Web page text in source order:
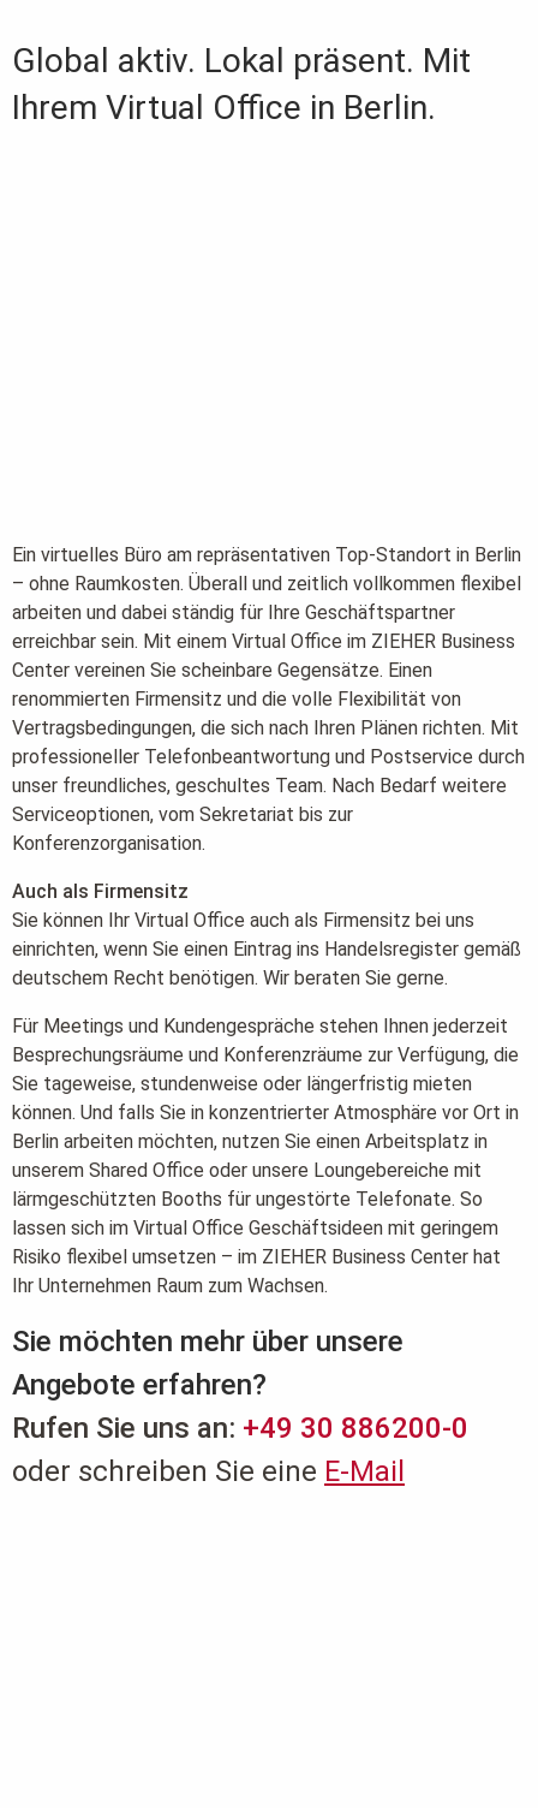
Global aktiv. Lokal präsent. Mit
Ihrem Virtual Office in Berlin.
Ein virtuelles Büro am repräsentativen Top-Standort in Berlin
– ohne Raumkosten. Überall und zeitlich vollkommen flexibel
arbeiten und dabei ständig für Ihre Geschäftspartner
erreichbar sein. Mit einem Virtual Office im ZIEHER Business
Center vereinen Sie scheinbare Gegensätze. Einen
renommierten Firmensitz und die volle Flexibilität von
Vertragsbedingungen, die sich nach Ihren Plänen richten. Mit
professioneller Telefonbeantwortung und Postservice durch
unser freundliches, geschultes Team. Nach Bedarf weitere
Serviceoptionen, vom Sekretariat bis zur
Konferenzorganisation.
Auch als Firmensitz
Sie können Ihr Virtual Office auch als Firmensitz bei uns
einrichten, wenn Sie einen Eintrag ins Handelsregister gemäß
deutschem Recht benötigen. Wir beraten Sie gerne.
Für Meetings und Kundengespräche stehen Ihnen jederzeit
Besprechungsräume und Konferenzräume zur Verfügung, die
Sie tageweise, stundenweise oder längerfristig mieten
können. Und falls Sie in konzentrierter Atmosphäre vor Ort in
Berlin arbeiten möchten, nutzen Sie einen Arbeitsplatz in
unserem Shared Office oder unsere Loungebereiche mit
lärmgeschützten Booths für ungestörte Telefonate. So
lassen sich im Virtual Office Geschäftsideen mit geringem
Risiko flexibel umsetzen – im ZIEHER Business Center hat
Ihr Unternehmen Raum zum Wachsen.
Sie möchten mehr über unsere
Angebote erfahren?
Rufen Sie uns an: +49 30 886200-0
oder schreiben Sie eine E-Mail
E-Mail
widerrufen.
Jetzt Angebot anfordern